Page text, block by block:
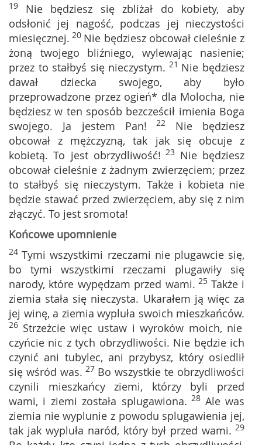
19 Nie będziesz się zbliżał do kobiety, aby
odsłonić jej nagość, podczas jej nieczystości
miesięcznej. 20 Nie będziesz obcował cieleśnie z
żoną twojego bliźniego, wylewając nasienie;
przez to stałbyś się nieczystym. 21 Nie będziesz
dawał dziecka swojego, aby było
przeprowadzone przez ogień* dla Molocha, nie
będziesz w ten sposób bezcześcił imienia Boga
swojego. Ja jestem Pan! 22 Nie będziesz
obcował z mężczyzną, tak jak się obcuje z
kobietą. To jest obrzydliwość! 23 Nie będziesz
obcował cieleśnie z żadnym zwierzęciem; przez
to stałbyś się nieczystym. Także i kobieta nie
będzie stawać przed zwierzęciem, aby się z nim
złączyć. To jest sromota!
Końcowe upomnienie
24Tymi wszystkimi rzeczami nie plugawcie się,
bo tymi wszystkimi rzeczami plugawiły się
narody, które wypędzam przed wami. 25 Także i
ziemia stała się nieczysta. Ukarałem ją więc za
jej winę, a ziemia wypluła swoich mieszkańców.
26 Strzeżcie więc ustaw i wyroków moich, nie
czyńcie nic z tych obrzydliwości. Nie będzie ich
czynić ani tubylec, ani przybysz, który osiedlił
się wśród was. 27 Bo wszystkie te obrzydliwości
czynili mieszkańcy ziemi, którzy byli przed
wami, i ziemi została splugawiona. 28 Ale was
ziemia nie wyplunie z powodu splugawienia jej,
tak jak wypluła naród, który był przed wami. 29